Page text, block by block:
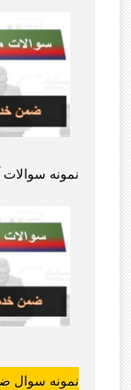
نمونه سوالات
نمونه سوال